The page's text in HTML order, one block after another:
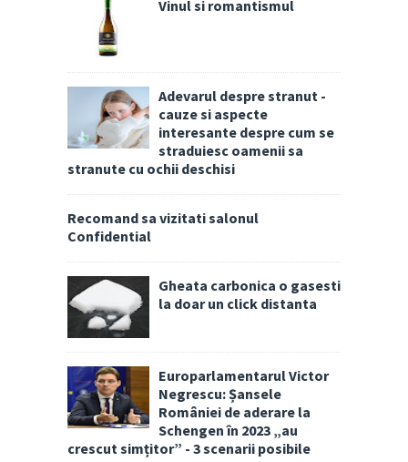
Vinul si romantismul
Adevarul despre stranut -
cauze si aspecte
interesante despre cum se
straduiesc oamenii sa
stranute cu ochii deschisi
Recomand sa vizitati salonul
Confidential
Gheata carbonica o gasesti
la doar un click distanta
Europarlamentarul Victor
Negrescu: Șansele
României de aderare la
Schengen în 2023 „au
crescut simțitor” - 3 scenarii posibile